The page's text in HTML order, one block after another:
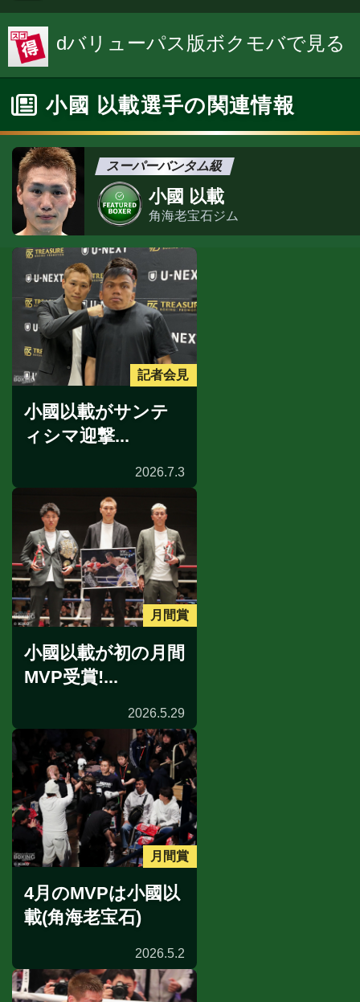
dバリューパス版ボクモバで見る
小國 以載選手の関連情報
スーパーバンタム級
小國 以載
角海老宝石ジム
記者会見
小國以載がサンテ
ィシマ迎撃...
2026.7.3
月間賞
小國以載が初の月間
MVP受賞!...
2026.5.29
月間賞
4月のMVPは小國以
載(角海老宝石)
2026.5.2